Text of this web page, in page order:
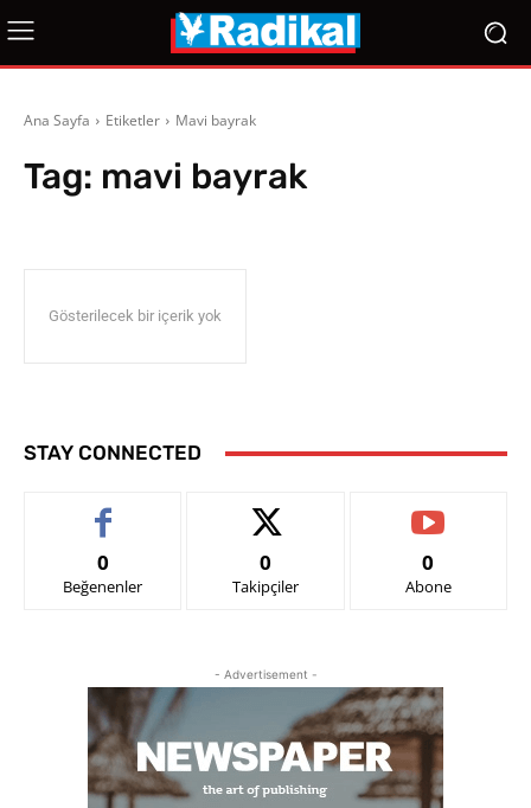
Ana Sayfa Etiketler Mavi bayrak
Tag: mavi bayrak
Gösterilecek bir içerik yok
STAY CONNECTED
0
Beğenenler
0
Takipçiler
0
Abone
- Advertisement -